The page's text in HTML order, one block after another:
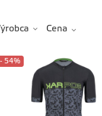
Cena
- 54%